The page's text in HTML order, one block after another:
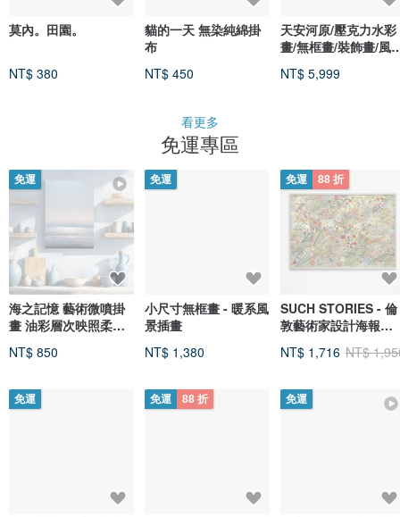
莫內。田園。
NT$ 380
貓的一天 無染純綿掛
布
NT$ 450
天安河原/壓克力水彩
畫/無框畫/裝飾畫/風
NT$ 5,999
看更多
免運專區
免運
海之記憶 藝術微噴掛
畫 油彩層次映照柔光
飾
NT$ 850
免運
免運
小尺寸無框畫 - 暖系風
景插畫
NT$ 1,380
免運 88 折
免運 88 折
SUCH STORIES - 倫
敦藝術家設計海報
NT$ 1,716 NT$
免運